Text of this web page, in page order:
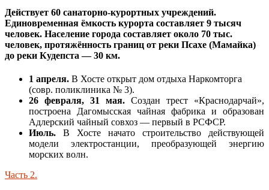
Действует 60 санаторно-курортных учреждений.
Единовременная ёмкость курорта составляет 9 тысяч
человек. Население города составляет около 70 тыс.
человек, протяжённость границ от реки Псахе (Мамайка)
до реки Кудепста — 30 км.
1 апреля. В Хосте открыт дом отдыха Наркомторга
(совр. поликлиника № 3).
26 февраля, 31 мая. Создан трест «Краснодарчай»,
построена Дагомысская чайная фабрика и образован
Адлерский чайный совхоз — первый в РСФСР.
Июль. В Хосте начато строительство действующей
модели электростанции, преобразующей энергию
морских волн.
Часть 2.